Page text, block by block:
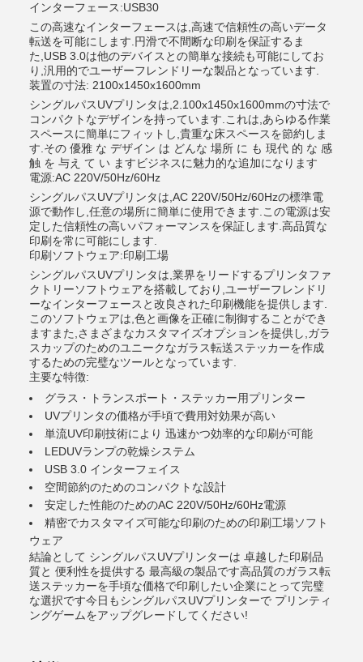
インターフェース:USB30
この高速なインターフェースは,高速で信頼性の高いデータ
転送を可能にします.円滑で不間断な印刷を保証するま
た,USB 3.0は他のデバイスとの簡単な接続も可能にしてお
り,汎用的でユーザーフレンドリーな製品となっています.
装置の寸法: 2100x1450x1600mm
シングルパスUVプリンタは,2.100x1450x1600mmの寸法で
コンパクトなデザインを持っています.これは,あらゆる作業
スペースに簡単にフィットし,貴重な床スペースを節約しま
す.その 優雅 な デザイン は どんな 場所 に も 現代 的 な 感
触 を 与え て い ますビジネスに魅力的な追加になります
電源:AC 220V/50Hz/60Hz
シングルパスUVプリンタは,AC 220V/50Hz/60Hzの標準電
源で動作し,任意の場所に簡単に使用できます.この電源は安
定した信頼性の高いパフォーマンスを保証します.高品質な
印刷を常に可能にします.
印刷ソフトウェア:印刷工場
シングルパスUVプリンタは,業界をリードするプリンタファ
クトリーソフトウェアを搭載しており,ユーザーフレンドリ
ーなインターフェースと改良された印刷機能を提供します.
このソフトウェアは,色と画像を正確に制御することができ
ますまた,さまざまなカスタマイズオプションを提供し,ガラ
スカップのためのユニークなガラス転送ステッカーを作成
するための完璧なツールとなっています.
主要な特徴:
グラス・トランスポート・ステッカー用プリンター
UVプリンタの価格が手頃で費用対効果が高い
単流UV印刷技術により 迅速かつ効率的な印刷が可能
LEDUVランプの乾燥システム
USB 3.0 インターフェイス
空間節約のためのコンパクトな設計
安定した性能のためのAC 220V/50Hz/60Hz電源
精密でカスタマイズ可能な印刷のための印刷工場ソフト
ウェア
結論として シングルパスUVプリンターは 卓越した印刷品
質と 便利性を提供する 最高級の製品です高品質のガラス転
送ステッカーを手頃な価格で印刷したい企業にとって完璧
な選択です今日もシングルパスUVプリンターで プリンティ
ングゲームをアップグレードしてください!